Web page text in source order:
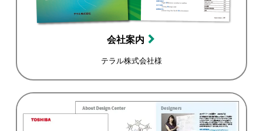
会社案内
テラル株式会社様